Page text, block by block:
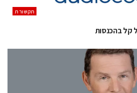
תקשורת
קל בהכנסות